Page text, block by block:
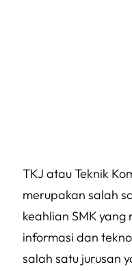
TKJ atau Teknik
merupakan salah
keahlian SMK
informasi dan
salah satu jurusan